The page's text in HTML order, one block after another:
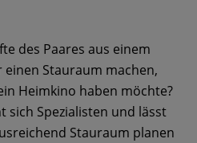
des Paares aus einem
einen Stauraum machen,
Heimkino haben möchte?
sich Spezialisten und lässt
Stauraum planen